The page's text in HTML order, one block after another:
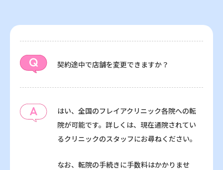
契約途中で店舗を変更できますか？
はい、全国のフレイアクリニック各院への転
院が可能です。詳しくは、現在通院されてい
るクリニックのスタッフにお尋ねください。
なお、転院の手続きに手数料はかかりませ